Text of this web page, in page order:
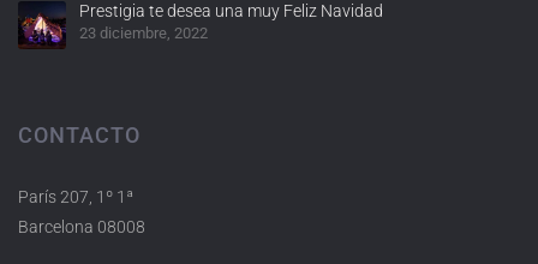
Prestigia te desea una muy Feliz Navidad
23 diciembre, 2022
CONTACTO
París 207, 1º 1ª
Barcelona 08008